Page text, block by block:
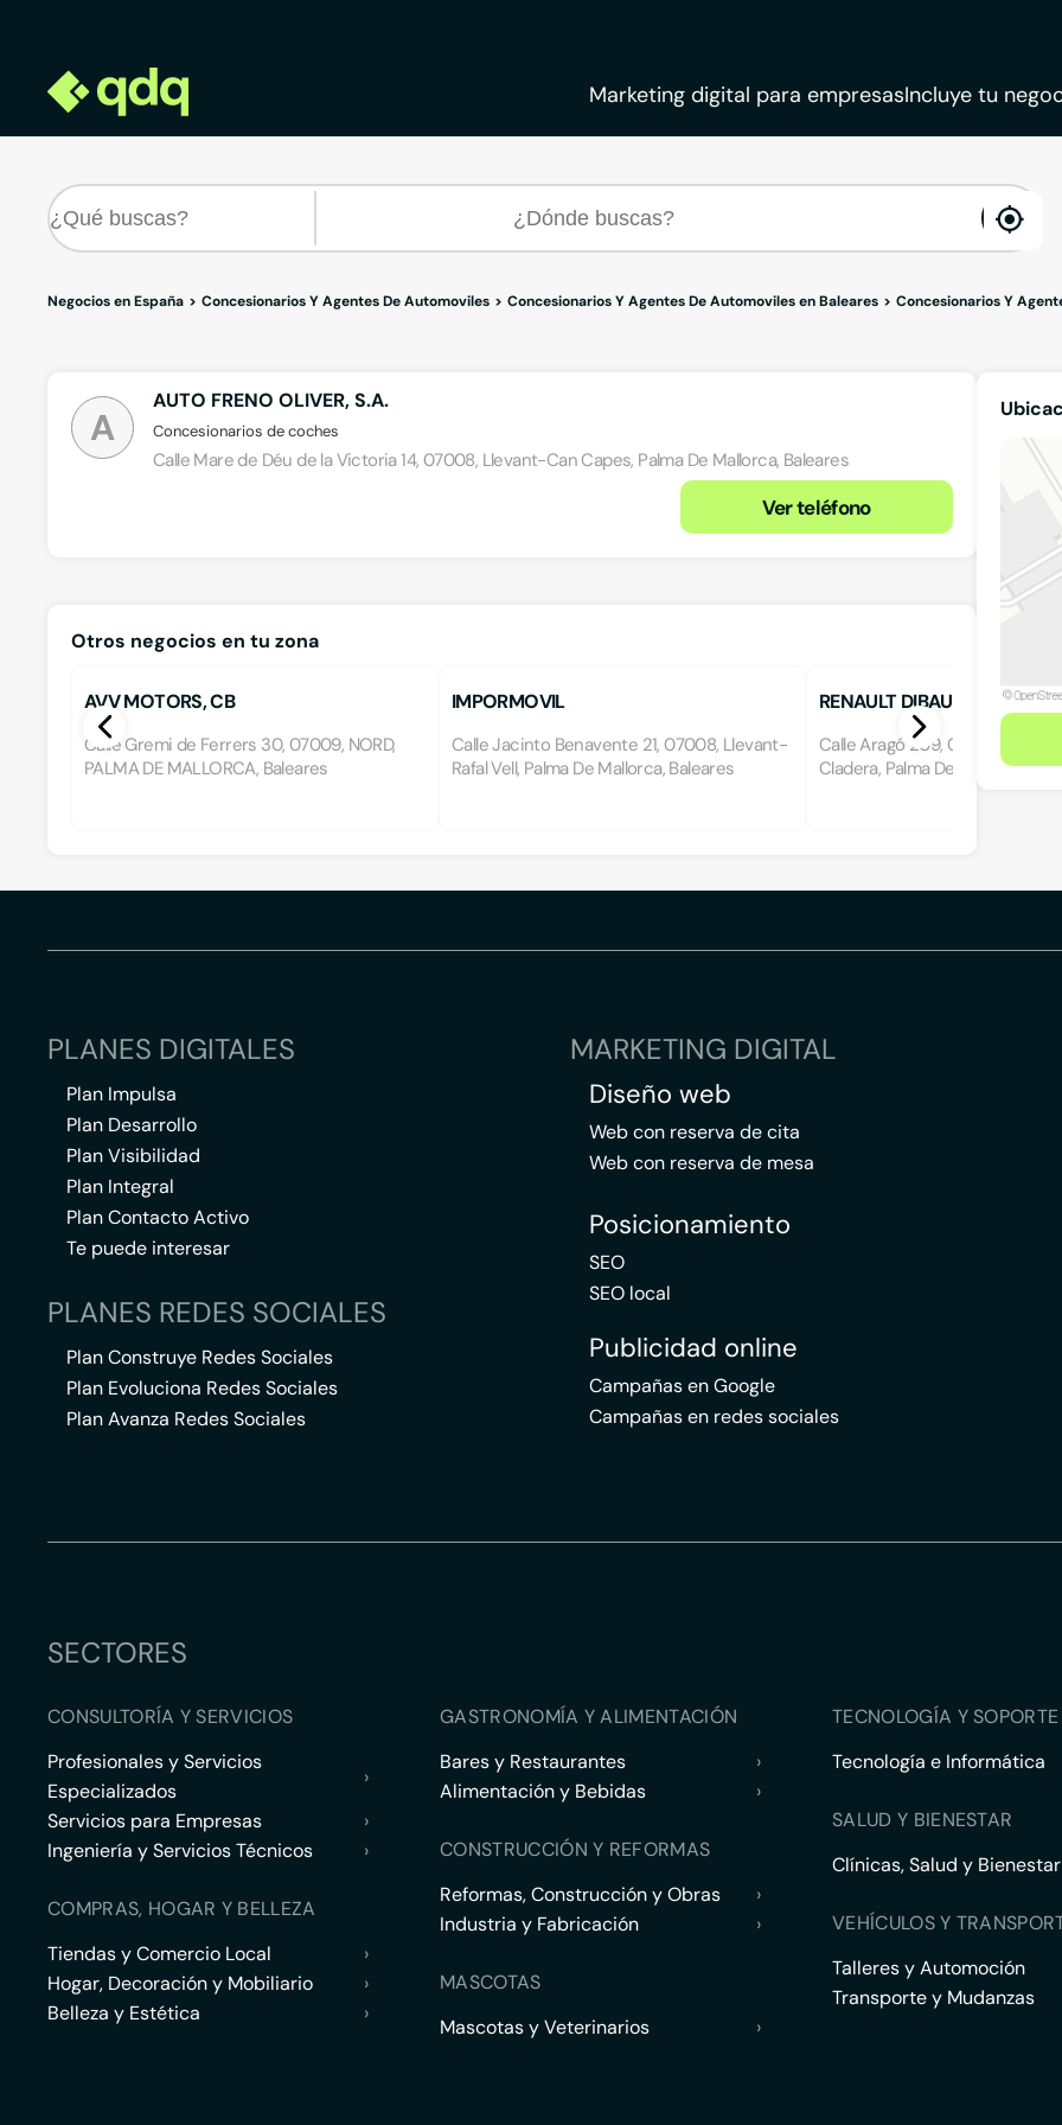
Marketing digital para empresasIncluye tu
Negocios en España Concesionarios Y Agentes De Automoviles Concesionarios Y Agentes De Automoviles en Baleares Concesionarios Y
A
AUTO FRENO OLIVER, S.A.
Concesionarios de coches
Calle Mare de Déu de la Victoria 14, 07008, Llevant-Can Capes, Palma De Mallorca, Baleares
Ver teléfono
Otros negocios en tu zona
AVV MOTORS, CB
Calle Gremi de Ferrers 30, 07009, NORD,
PALMA DE MALLORCA, Baleares
IMPORMOVIL
Calle Jacinto Benavente 21, 07008, Llevant-
Rafal Vell, Palma De Mallorca, Baleares
RENAULT DIBAUTO
Calle Aragó 209, 07008,
Cladera, Palma De Mallorca,
PLANES DIGITALES
Plan Impulsa
Plan Desarrollo
Plan Visibilidad
Plan Integral
Plan Contacto Activo
Te puede interesar
PLANES REDES SOCIALES
Plan Construye Redes Sociales
Plan Evoluciona Redes Sociales
Plan Avanza Redes Sociales
MARKETING DIGITAL
Diseño web
Web con reserva de cita
Web con reserva de mesa
Posicionamiento
SEO
SEO local
Publicidad online
Campañas en Google
Campañas en redes sociales
SECTORES
CONSULTORÍA Y SERVICIOS
Profesionales y Servicios
Especializados
›
Servicios para Empresas
›
Ingeniería y Servicios Técnicos
›
COMPRAS, HOGAR Y BELLEZA
Tiendas y Comercio Local
›
Hogar, Decoración y Mobiliario
›
Belleza y Estética
›
GASTRONOMÍA Y ALIMENTACIÓN
Bares y Restaurantes
›
Alimentación y Bebidas
›
CONSTRUCCIÓN Y REFORMAS
Reformas, Construcción y Obras
›
Industria y Fabricación
›
MASCOTAS
Mascotas y Veterinarios
›
TECNOLOGÍA Y
Tecnología e Informática
SALUD Y BIENESTAR
Clínicas, Salud y Bienestar
VEHÍCULOS Y
Talleres y Automoción
Transporte y Mudanzas